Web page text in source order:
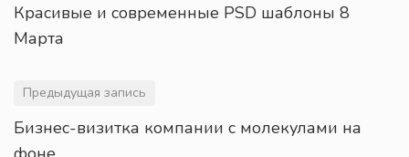
Красивые и современные PSD шаблоны 8
Марта
Предыдущая запись
Бизнес-визитка компании с молекулами на